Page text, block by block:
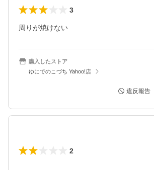
3
周りが焼けない
購入したストア
ゆにでのこづち Yahoo!店
違反報告
2